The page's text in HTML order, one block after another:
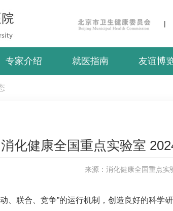
|
专家介绍 就医指南 友谊博
消化健康全国重点实验室
来源：消化健康全国重点实
、联合、竞争”的运行机制，创造良好的科